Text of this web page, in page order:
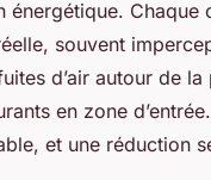
Chaque
souvent
d’air autour de
en zone
et une réduction